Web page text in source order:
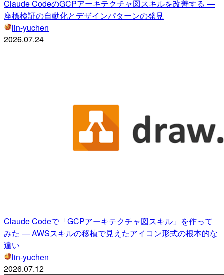
Claude CodeのGCPアーキテクチャ図スキルを改善する —
座標検証の自動化とデザインパターンの発見
lin-yuchen
2026.07.24
Claude Codeで「GCPアーキテクチャ図スキル」を作って
みた — AWSスキルの移植で見えたアイコン形式の根本的な
違い
lin-yuchen
2026.07.12